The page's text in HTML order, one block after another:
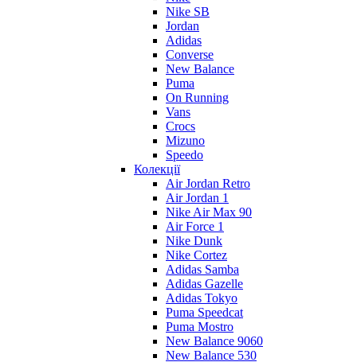
Nike SB
Jordan
Adidas
Converse
New Balance
Puma
On Running
Vans
Crocs
Mizuno
Speedo
Колекції
Air Jordan Retro
Air Jordan 1
Nike Air Max 90
Air Force 1
Nike Dunk
Nike Cortez
Adidas Samba
Adidas Gazelle
Adidas Tokyo
Puma Speedcat
Puma Mostro
New Balance 9060
New Balance 530